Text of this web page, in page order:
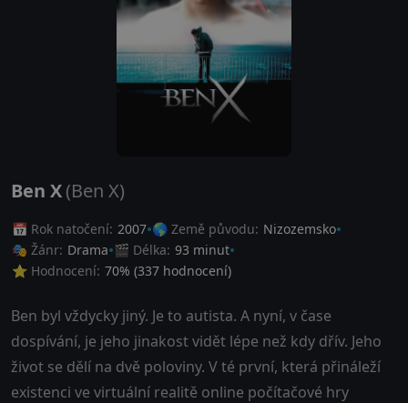
Ben X(Ben X)
📅 Rok natočení: 2007 🌎 Země původu: Nizozemsko
🎭 Žánr: Drama 🎬 Délka: 93 minut
⭐ Hodnocení: 70% (337 hodnocení)
Ben byl vždycky jiný. Je to autista. A nyní, v čase
dospívání, je jeho jinakost vidět lépe než kdy dřív. Jeho
život se dělí na dvě poloviny. V té první, která přináleží
existenci ve virtuální realitě online počítačové hry